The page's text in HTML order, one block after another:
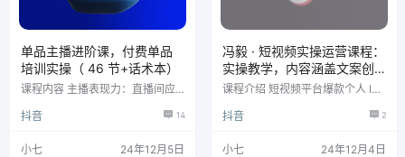
单品主播进阶课，付费单品
培训实操（ 46 节+话术本）
课程内容 主播表现力：直播间应
嗓子不哑核心秘诀 .mp4 主播表现
主播表现力：主播五大核心表现力
抖音 14
小七 24年12月5日
冯毅 · 短视频实操运营课程：
实操教学，内容涵盖文案创
作、拍摄技巧、剪辑制作
课程介绍 短视频平台爆款个人 IP
学，内容涵盖文案创作、拍摄技
课程内容 课程先导课.mp4 新手期
抖音 2
小七 24年12月4日